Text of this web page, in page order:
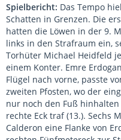
Spielbericht: Das Tempo
Schatten in Grenzen. Die
hatten die Löwen in der 9.
links in den Strafraum ein,
Torhüter Michael Heidfeld
einem Konter. Emre
Flügel nach vorne, passte
zweiten Pfosten, wo der
nur noch den Fuß
rechte Eck traf (13.). Sechs
Calderon eine Flanke von